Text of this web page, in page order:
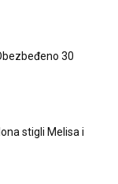
30
stigli Melisa i